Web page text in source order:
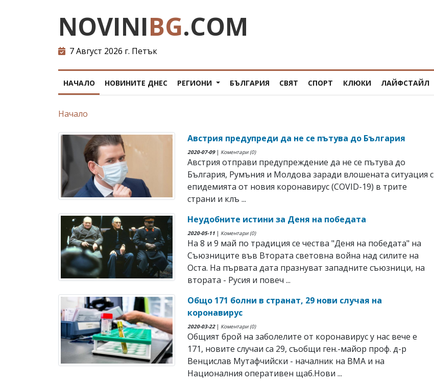
NOVINIBG.COM
7 Август 2026 г. Петък
НАЧАЛО НОВИНИТЕ ДНЕС РЕГИОНИ БЪЛГАРИЯ СВЯТ СПОРТ КЛЮКИ ЛАЙФСТАЙЛ
Начало
Австрия предупреди да не се пътува до България
2020-07-09| Коментари (0)
Австрия отправи предупреждение да не се пътува до
България, Румъния и Молдова заради влошената ситуация с
епидемията от новия коронавирус (COVID-19) в трите
страни и клъ ...
Неудобните истини за Деня на победата
2020-05-11 | Коментари (0)
На 8 и 9 май по традиция се чества "Деня на победата" на
Съюзниците във Втората световна война над силите на
Оста. На първата дата празнуват западните съюзници, на
втората - Русия и повеч ...
Oбщо 171 болни в странат, 29 нови случая на
коронавирус
2020-03-22| Коментари (0)
Общият брой на заболелите от коронавирус у нас вече е
171, новите случаи са 29, съобщи ген.-майор проф. д-р
Венцислав Мутафчийски - началник на ВМА и на
Националния оперативен щаб.Нови ...